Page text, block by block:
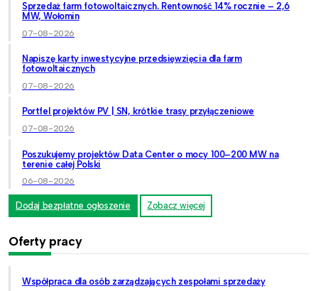
Sprzedaż farm fotowoltaicznych. Rentowność 14% rocznie – 2,6
MW, Wołomin
07-08-2026
Napiszę karty inwestycyjne przedsięwzięcia dla farm
fotowoltaicznych
07-08-2026
Portfel projektów PV | SN, krótkie trasy przyłączeniowe
07-08-2026
Poszukujemy projektów Data Center o mocy 100–200 MW na
terenie całej Polski
06-08-2026
Dodaj bezpłatne ogłoszenie Zobacz więcej
Oferty pracy
Współpraca dla osób zarządzających zespołami sprzedaży